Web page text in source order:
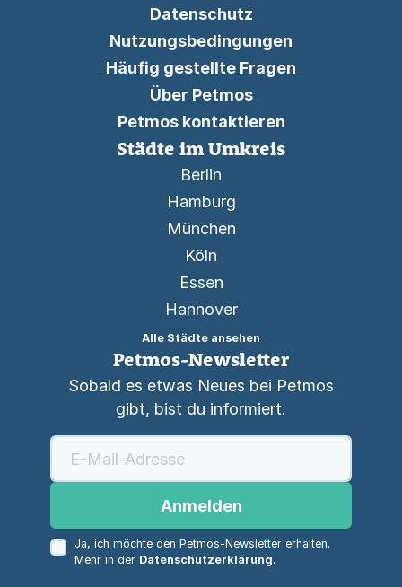
Datenschutz
Nutzungsbedingungen
Häufig gestellte Fragen
Über Petmos
Petmos kontaktieren
Städte im Umkreis
Berlin
Hamburg
München
Köln
Essen
Hannover
Alle Städte ansehen
Petmos-Newsletter
Sobald es etwas Neues bei Petmos
gibt, bist du informiert.
Anmelden
Ja, ich möchte den Petmos-Newsletter erhalten.
Mehr in der Datenschutzerklärung.